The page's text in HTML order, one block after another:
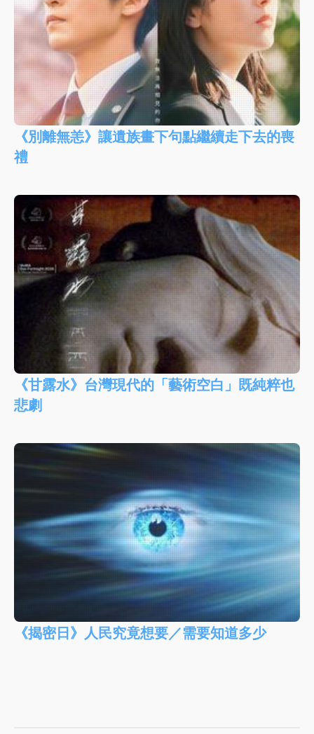
《別離無恙》讓遺族畫下句點繼續走下去的喪
禮
《甘露水》台灣現代的「藝術空白」既純粹也
悲劇
《揭密日》人民究竟想要／需要知道多少